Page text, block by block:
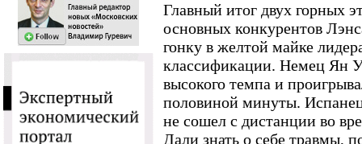
Главный итог двух горных
основных конкурентов
гонку в желтой майке
классификации. Немец Ян
высокого темпа и
половиной минуты.
не сошел с дистанции во
Дали знать о себе травмы,